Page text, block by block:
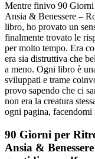
Mentre finivo 90
Ansia & Benessere –
libro, ho provato un
finalmente trovato le
per molto tempo. Era
era sia distruttiva che
a meno. Ogni libro è
sviluppati e trame
provo sapendo che ci
non era la creatura
ogni pagina,
90 Giorni per
Ansia &